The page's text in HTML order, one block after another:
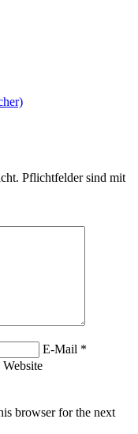
Pflichtfelder sind mit
E-Mail *
Website
browser for the next